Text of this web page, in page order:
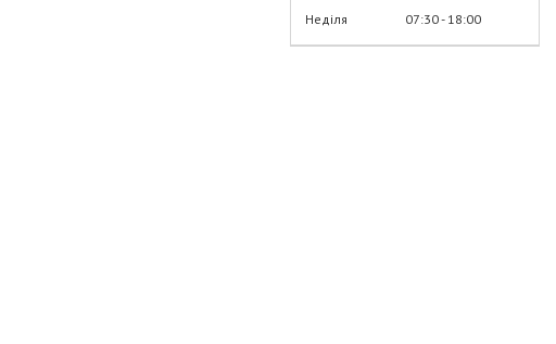
Неділя
07:30 18:00